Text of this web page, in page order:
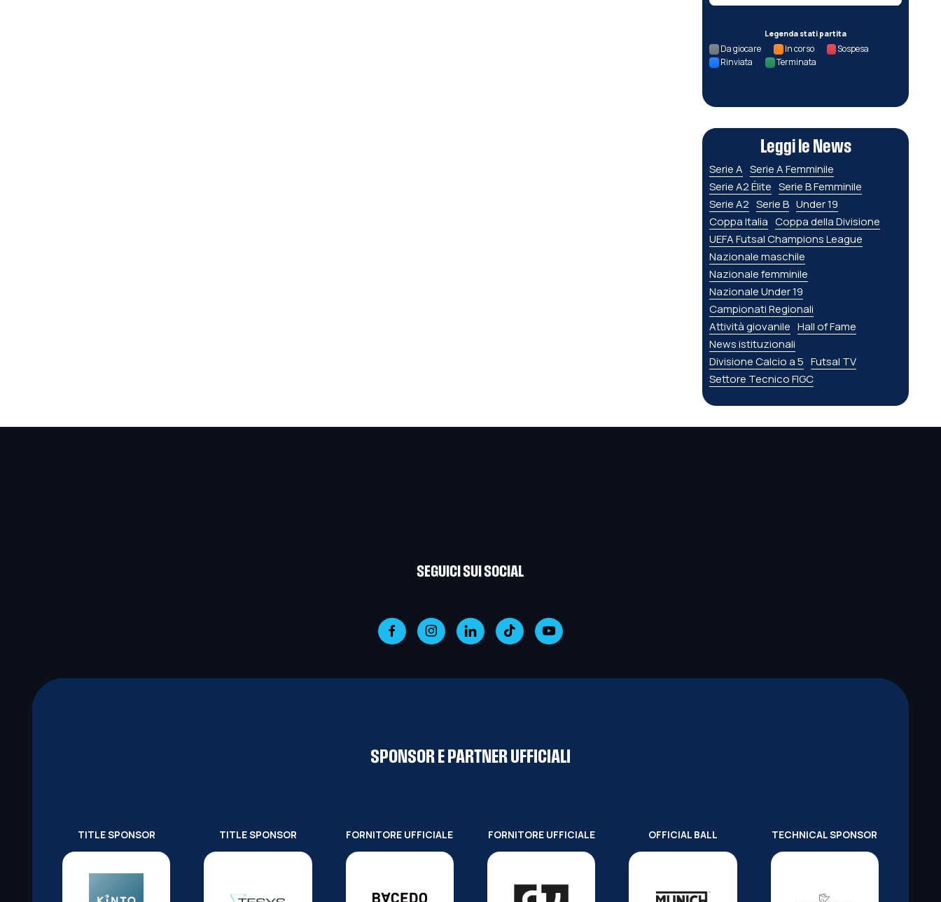
Legenda stati partita
Da giocare In corso
Sospesa
Rinviata
Terminata
Leggi le News
Serie A Serie A Femminile
Serie A2 Élite Serie B Femminile
Serie A2 Serie B Under 19
Coppa Italia Coppa della Divisione
UEFA Futsal Champions League
Nazionale maschile
Nazionale femminile
Nazionale Under 19
Campionati Regionali
Attività giovanile Hall of Fame
News istituzionali
Divisione Calcio a 5 Futsal TV
Settore Tecnico FIGC
SEGUICI SUI SOCIAL
SPONSOR E PARTNER UFFICIALI
TITLE SPONSOR TITLE SPONSOR FORNITORE UFFICIALE FORNITORE UFFICIALE OFFICIAL BALL TECHNICAL SPONSOR